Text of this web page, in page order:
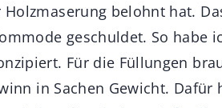
belohnt hat.
geschuldet. So habe
Für die Füllungen
in Sachen Gewicht. Dafür